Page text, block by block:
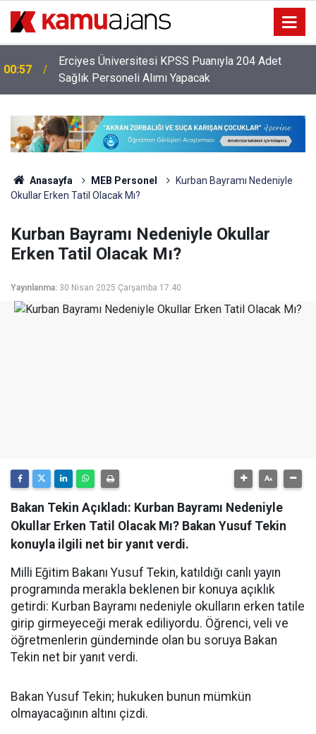
00:57
Erciyes Üniversitesi KPSS Puanıyla 204 Adet
Sağlık Personeli Alımı Yapacak
Anasayfa MEB Personel
Kurban Bayramı Nedeniyle
Okullar Erken Tatil Olacak Mı?
Kurban Bayramı Nedeniyle Okullar
Erken Tatil Olacak Mı?
Yayınlanma: 30 Nisan 2025 Çarşamba 17:40
Bakan Tekin Açıkladı: Kurban Bayramı Nedeniyle
Okullar Erken Tatil Olacak Mı? Bakan Yusuf Tekin
konuyla ilgili net bir yanıt verdi.
Milli Eğitim Bakanı Yusuf Tekin, katıldığı canlı yayın
programında merakla beklenen bir konuya açıklık
getirdi: Kurban Bayramı nedeniyle okulların erken tatile
girip girmeyeceği merak ediliyordu. Öğrenci, veli ve
öğretmenlerin gündeminde olan bu soruya Bakan
Tekin net bir yanıt verdi.
Bakan Yusuf Tekin; hukuken bunun mümkün
olmayacağının altını çizdi.